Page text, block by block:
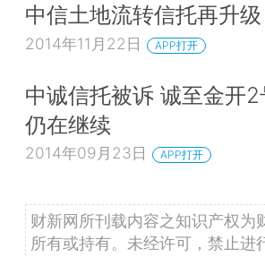
中信土地流转信托再升级
2014年11月22日 APP打开
中诚信托被诉 诚至金开2
仍在继续
2014年09月23日 APP打开
财新网所刊载内容之知识产权为
所有或持有。未经许可，禁止